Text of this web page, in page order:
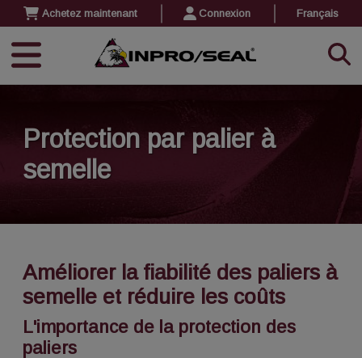
Achetez maintenant Connexion Français
Protection par palier à
semelle
Améliorer la fiabilité des paliers à
semelle et réduire les coûts
L'importance de la protection des
paliers